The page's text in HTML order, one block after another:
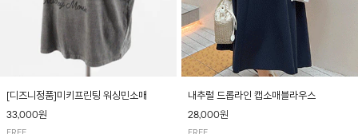
[디즈니정품]미키프린팅 워싱민소매
33,000원
내추럴 드롭라인 캡소매블라우스
28,000원